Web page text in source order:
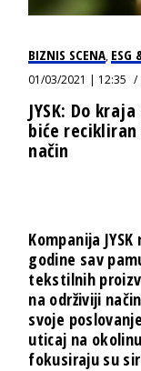
BIZNIS SCENA, ESG
01/03/2021 | 12:35
JYSK: Do
biće
način
Kompanija
godine sav
tekstilnih
na održiviji
svoje
uticaj na
fokusiraju su